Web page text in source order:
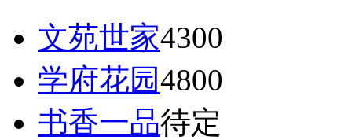
文苑世家4300
学府花园4800
书香一品待定